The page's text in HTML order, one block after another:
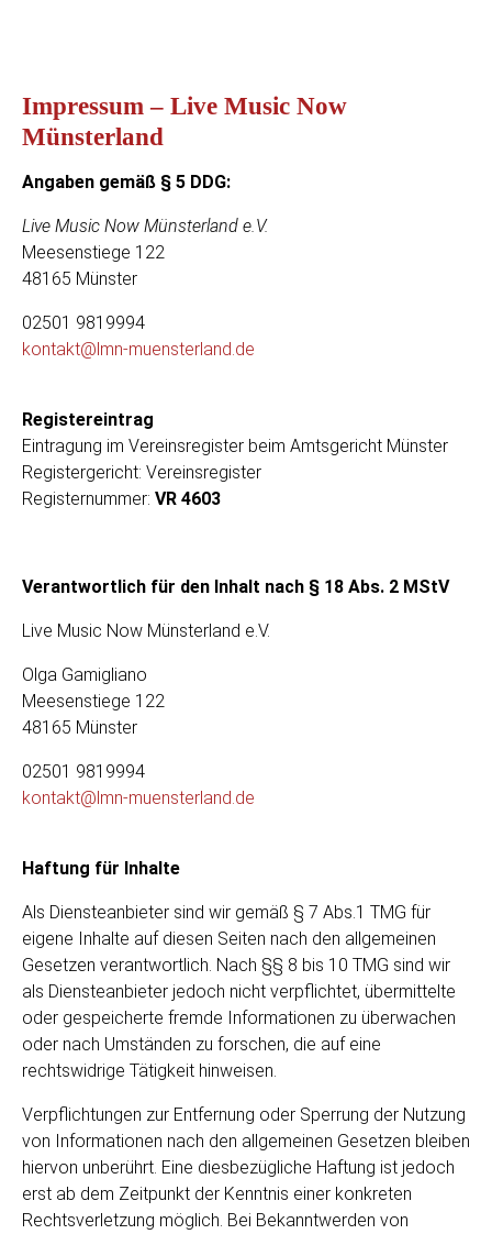
Impressum – Live Music Now
Münsterland
Angaben gemäß § 5 DDG:
Live Music Now Münsterland e.V.
Meesenstiege 122
48165 Münster
02501 9819994
kontakt@lmn-muensterland.de
Registereintrag
Eintragung im Vereinsregister beim Amtsgericht Münster
Registergericht: Vereinsregister
Registernummer: VR 4603
Verantwortlich für den Inhalt nach § 18 Abs. 2 MStV
Live Music Now Münsterland e.V.
Olga Gamigliano
Meesenstiege 122
48165 Münster
02501 9819994
kontakt@lmn-muensterland.de
Haftung für Inhalte
Als Diensteanbieter sind wir gemäß § 7 Abs.1 TMG für
eigene Inhalte auf diesen Seiten nach den allgemeinen
Gesetzen verantwortlich. Nach §§ 8 bis 10 TMG sind wir
als Diensteanbieter jedoch nicht verpflichtet, übermittelte
oder gespeicherte fremde Informationen zu überwachen
oder nach Umständen zu forschen, die auf eine
rechtswidrige Tätigkeit hinweisen.
Verpflichtungen zur Entfernung oder Sperrung der Nutzung
von Informationen nach den allgemeinen Gesetzen bleiben
hiervon unberührt. Eine diesbezügliche Haftung ist jedoch
erst ab dem Zeitpunkt der Kenntnis einer konkreten
Rechtsverletzung möglich. Bei Bekanntwerden von